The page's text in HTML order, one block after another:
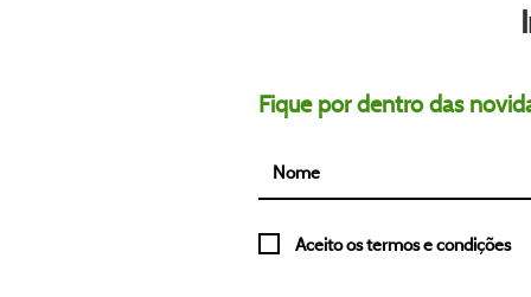
Fique por dentro das
Aceito os termos e condições